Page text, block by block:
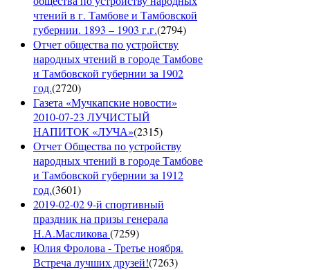
чтений в г. Тамбове и Тамбовской
губернии. 1893 – 1903 г.г.(2794)
Отчет общества по устройству
народных чтений в городе Тамбове
и Тамбовской губернии за 1902
год.(2720)
Газета «Мучкапские новости»
2010-07-23 ЛУЧИСТЫЙ
НАПИТОК «ЛУЧА»(2315)
Отчет Общества по устройству
народных чтений в городе Тамбове
и Тамбовской губернии за 1912
год.(3601)
2019-02-02 9-й спортивный
праздник на призы генерала
Н.А.Масликова(7259)
Юлия Фролова - Третье ноября.
Встреча лучших друзей!(7263)